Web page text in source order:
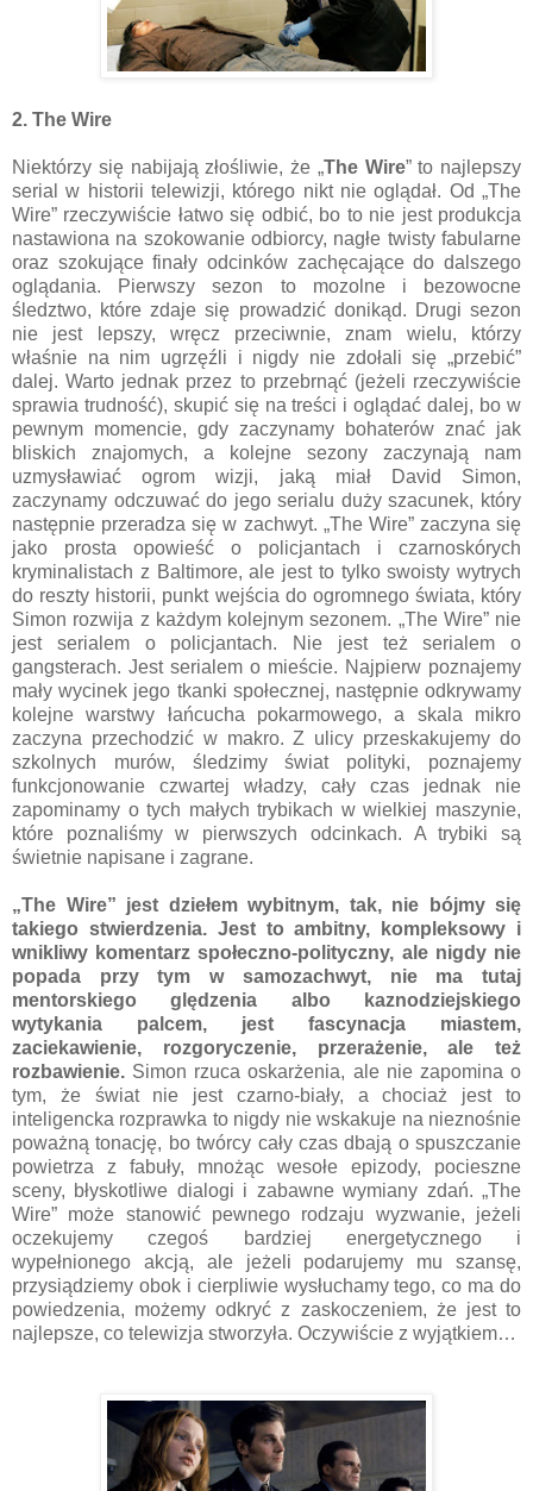
2. The Wire
Niektórzy się nabijają złośliwie, że „The Wire” to najlepszy
serial w historii telewizji, którego nikt nie oglądał. Od „The
Wire” rzeczywiście łatwo się odbić, bo to nie jest produkcja
nastawiona na szokowanie odbiorcy, nagłe twisty fabularne
oraz szokujące finały odcinków zachęcające do dalszego
oglądania. Pierwszy sezon to mozolne i bezowocne
śledztwo, które zdaje się prowadzić donikąd. Drugi sezon
nie jest lepszy, wręcz przeciwnie, znam wielu, którzy
właśnie na nim ugrzęźli i nigdy nie zdołali się „przebić”
dalej. Warto jednak przez to przebrnąć (jeżeli rzeczywiście
sprawia trudność), skupić się na treści i oglądać dalej, bo w
pewnym momencie, gdy zaczynamy bohaterów znać jak
bliskich znajomych, a kolejne sezony zaczynają nam
uzmysławiać ogrom wizji, jaką miał David Simon,
zaczynamy odczuwać do jego serialu duży szacunek, który
następnie przeradza się w zachwyt. „The Wire” zaczyna się
jako prosta opowieść o policjantach i czarnoskórych
kryminalistach z Baltimore, ale jest to tylko swoisty wytrych
do reszty historii, punkt wejścia do ogromnego świata, który
Simon rozwija z każdym kolejnym sezonem. „The Wire” nie
jest serialem o policjantach. Nie jest też serialem o
gangsterach. Jest serialem o mieście. Najpierw poznajemy
mały wycinek jego tkanki społecznej, następnie odkrywamy
kolejne warstwy łańcucha pokarmowego, a skala mikro
zaczyna przechodzić w makro. Z ulicy przeskakujemy do
szkolnych murów, śledzimy świat polityki, poznajemy
funkcjonowanie czwartej władzy, cały czas jednak nie
zapominamy o tych małych trybikach w wielkiej maszynie,
które poznaliśmy w pierwszych odcinkach. A trybiki są
świetnie napisane i zagrane.
„The Wire” jest dziełem wybitnym, tak, nie bójmy się
takiego stwierdzenia. Jest to ambitny, kompleksowy i
wnikliwy komentarz społeczno-polityczny, ale nigdy nie
popada przy tym w samozachwyt, nie ma tutaj
mentorskiego ględzenia albo kaznodziejskiego
wytykania palcem, jest fascynacja miastem,
zaciekawienie, rozgoryczenie, przerażenie, ale też
rozbawienie. Simon rzuca oskarżenia, ale nie zapomina o
tym, że świat nie jest czarno-biały, a chociaż jest to
inteligencka rozprawka to nigdy nie wskakuje na nieznośnie
poważną tonację, bo twórcy cały czas dbają o spuszczanie
powietrza z fabuły, mnożąc wesołe epizody, pocieszne
sceny, błyskotliwe dialogi i zabawne wymiany zdań. „The
Wire” może stanowić pewnego rodzaju wyzwanie, jeżeli
oczekujemy czegoś bardziej energetycznego i
wypełnionego akcją, ale jeżeli podarujemy mu szansę,
przysiądziemy obok i cierpliwie wysłuchamy tego, co ma do
powiedzenia, możemy odkryć z zaskoczeniem, że jest to
najlepsze, co telewizja stworzyła. Oczywiście z wyjątkiem…